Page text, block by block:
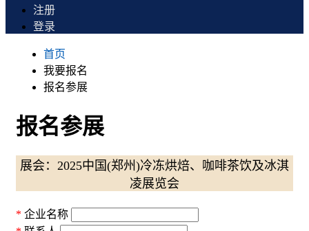
注册
登录
首页
我要报名
报名参展
报名参展
展会：2025中国(郑州)冷冻烘焙、咖啡茶饮及冰淇
凌展览会
企业名称